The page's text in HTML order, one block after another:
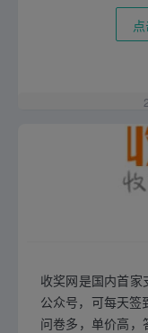
收奖网是国内首
公众号，可每天签
问卷多，单价高